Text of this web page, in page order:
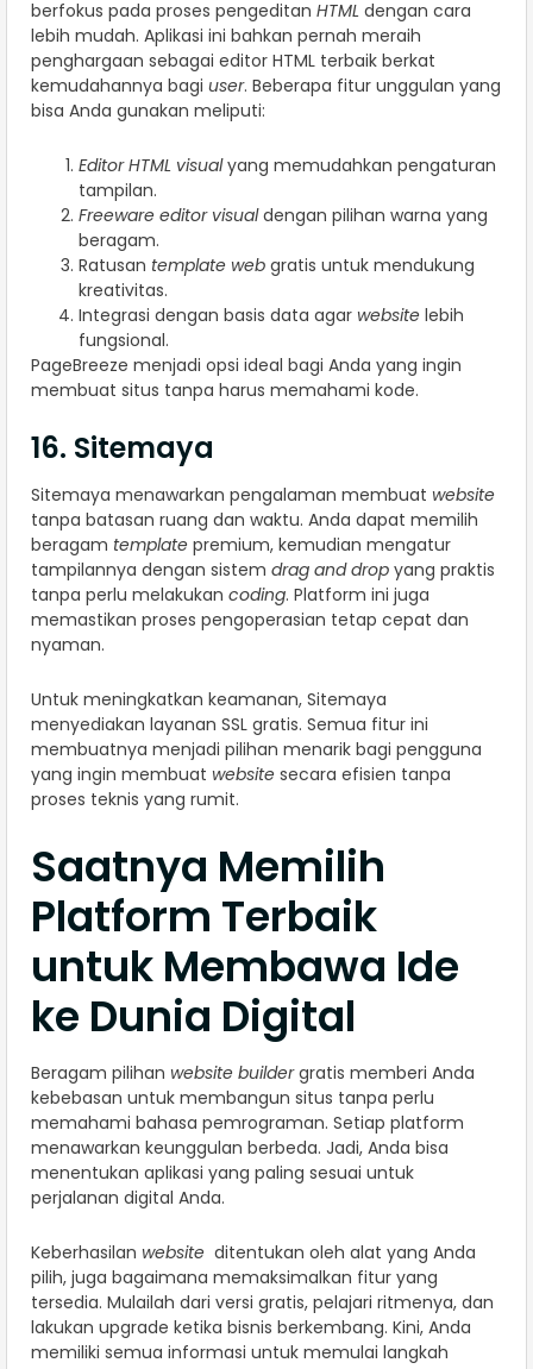
berfokus pada proses pengeditan HTML dengan cara
lebih mudah. Aplikasi ini bahkan pernah meraih
penghargaan sebagai editor HTML terbaik berkat
kemudahannya bagi user. Beberapa fitur unggulan yang
bisa Anda gunakan meliputi:
Editor HTML visualyang memudahkan pengaturan
tampilan.
Freeware editor visualdengan pilihan warna yang
beragam.
Ratusan template web gratis untuk mendukung
kreativitas.
Integrasi dengan basis data agar website lebih
fungsional.
PageBreeze menjadi opsi ideal bagi Anda yang ingin
membuat situs tanpa harus memahami kode.
16. Sitemaya
Sitemaya menawarkan pengalaman membuat website
tanpa batasan ruang dan waktu. Anda dapat memilih
beragam template premium, kemudian mengatur
tampilannya dengan sistem drag and drop yang praktis
tanpa perlu melakukan coding. Platform ini juga
memastikan proses pengoperasian tetap cepat dan
nyaman.
Untuk meningkatkan keamanan, Sitemaya
menyediakan layanan SSL gratis. Semua fitur ini
membuatnya menjadi pilihan menarik bagi pengguna
yang ingin membuat website secara efisien tanpa
proses teknis yang rumit.
Saatnya Memilih
Platform Terbaik
untuk Membawa Ide
ke Dunia Digital
Beragam pilihan website buildergratis memberi Anda
kebebasan untuk membangun situs tanpa perlu
memahami bahasa pemrograman. Setiap platform
menawarkan keunggulan berbeda. Jadi, Anda bisa
menentukan aplikasi yang paling sesuai untuk
perjalanan digital Anda.
Keberhasilan website ditentukan oleh alat yang Anda
pilih, juga bagaimana memaksimalkan fitur yang
tersedia. Mulailah dari versi gratis, pelajari ritmenya, dan
lakukan upgrade ketika bisnis berkembang. Kini, Anda
memiliki semua informasi untuk memulai langkah